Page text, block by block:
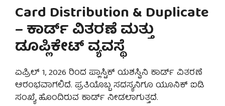
Card Distribution & Duplicate
– ಕಾರ್ಡ್ ವಿತರಣೆ ಮತ್ತು
ಡೂಪ್ಲಿಕೇಟ್ ವ್ಯವಸ್ಥೆ
ಏಪ್ರಿಲ್ 1, 2026 ರಿಂದ ಪ್ಲಾಸ್ಟಿಕ್ ಯಶಸ್ವಿನಿ ಕಾರ್ಡ್ ವಿತರಣೆ
ಆರಂಭವಾಗಲಿದೆ. ಪ್ರತಿಯೊಬ್ಬ ಸದಸ್ಯನಿಗೂ ಯೂನಿಕ್ ಐಡಿ
ಸಂಖ್ಯೆ ಹೊಂದಿರುವ ಕಾರ್ಡ್ ನೀಡಲಾಗುತ್ತದೆ.